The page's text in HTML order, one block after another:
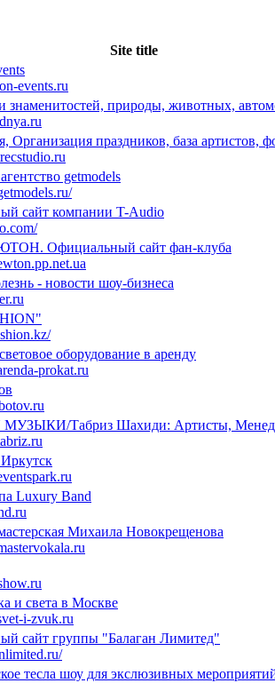
Site title
events.ru
знаменитостей, природы, животных,
Организация праздников, база артистов,
getmodels
сайт компании T-Audio
Официальный сайт фан-клуба
- новости шоу-бизнеса
оборудование в аренду
prokat.ru
Табриз Шахиди: Артисты,
Luxury Band
Михаила Новокрещенова
и света в Москве
i-zvuk.ru
сайт группы "Балаган Лимитед"
тесла шоу для экслюзивных